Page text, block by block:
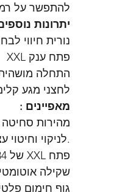
להתפשר על
יתרונות
נורית חיווי
פתח ענק XXL
התחלה מושהית
לחצני מגע
מאפיינים :
מהירות סחיטה
•Machine Clean – תכנית 60°C לניקוי וחיטוי עצמי של התוף והדוד.
פתח XXL של 34 ס"מ להטענה והוצאה נוחה של הכביסה
– שקילה
גוף חימום